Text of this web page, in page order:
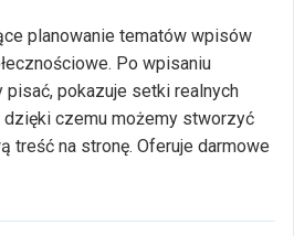
planowanie tematów wpisów
Po wpisaniu
pisać, pokazuje setki realnych
dzięki czemu możemy stworzyć
treść na stronę. Oferuje darmowe